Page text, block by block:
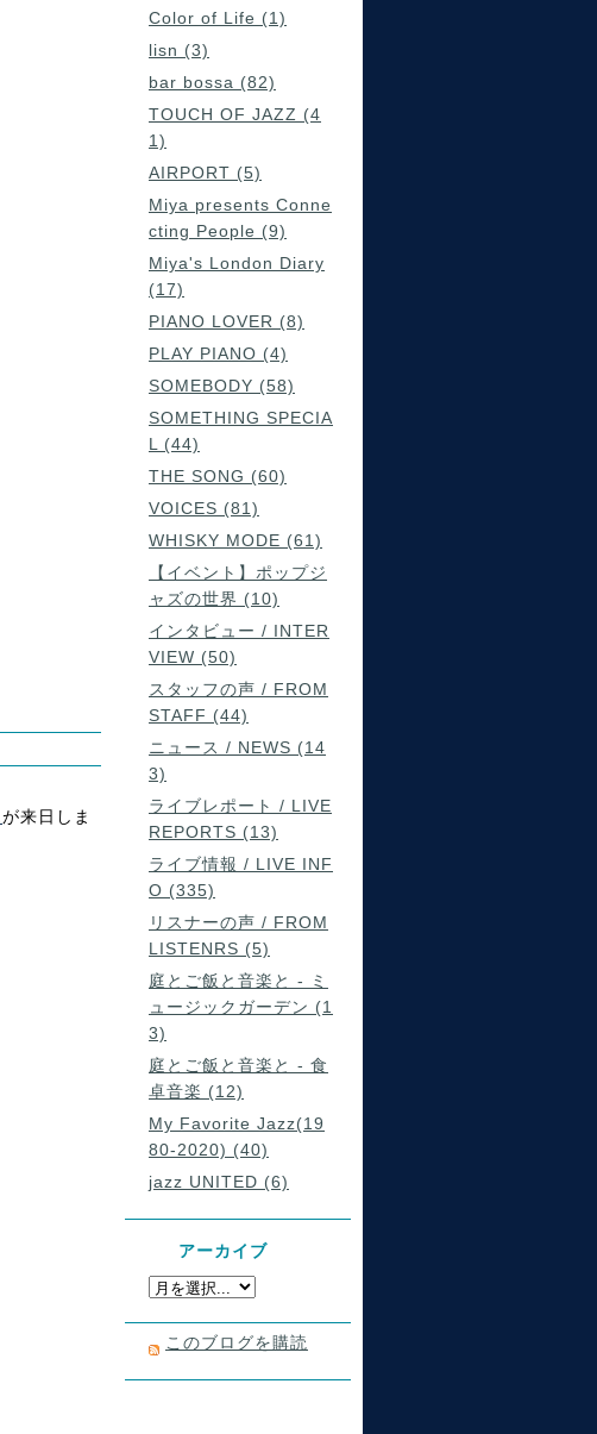
が来日しま
Color of Life (1)
lisn (3)
bar bossa (82)
TOUCH OF JAZZ (4
1)
AIRPORT (5)
Miya presents Conne
cting People (9)
Miya's London Diary
(17)
PIANO LOVER (8)
PLAY PIANO (4)
SOMEBODY (58)
SOMETHING SPECIA
L (44)
THE SONG (60)
VOICES (81)
WHISKY MODE (61)
【イベント】ポップジ
ャズの世界 (10)
インタビュー / INTER
VIEW (50)
スタッフの声 / FROM
STAFF (44)
ニュース / NEWS (14
3)
ライブレポート / LIVE
REPORTS (13)
ライブ情報 / LIVE INF
O (335)
リスナーの声 / FROM
LISTENRS (5)
庭とご飯と音楽と - ミ
ュージックガーデン (1
3)
庭とご飯と音楽と - 食
卓音楽 (12)
My Favorite Jazz(19
80-2020) (40)
jazz UNITED (6)
アーカイブ
このブログを購読